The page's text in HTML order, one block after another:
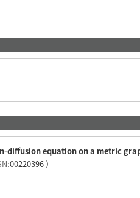
diffusion equation on a metric
00220396）